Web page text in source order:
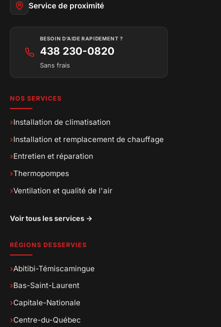
Service de proximité
BESOIN D’AIDE RAPIDEMENT ?
438 230-0820
Sans frais
NOS SERVICES
›Installation de climatisation
›Installation et remplacement de chauffage
›Entretien et réparation
›Thermopompes
›Ventilation et qualité de l'air
Voir tous les services →
RÉGIONS DESSERVIES
›Abitibi-Témiscamingue
›Bas-Saint-Laurent
›Capitale-Nationale
›Centre-du-Québec